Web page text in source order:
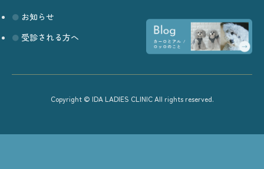
お知らせ
受診される方へ
Copyright © IDA LADIES CLINIC All rights reserved.